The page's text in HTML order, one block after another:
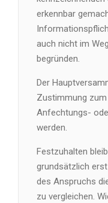
erkennbar
auch nicht im
begründen.
Der
Zustimmung
Anfechtungs-
werden.
Festzuhalten
grundsätzlich
des Anspruchs
zu vergleichen.